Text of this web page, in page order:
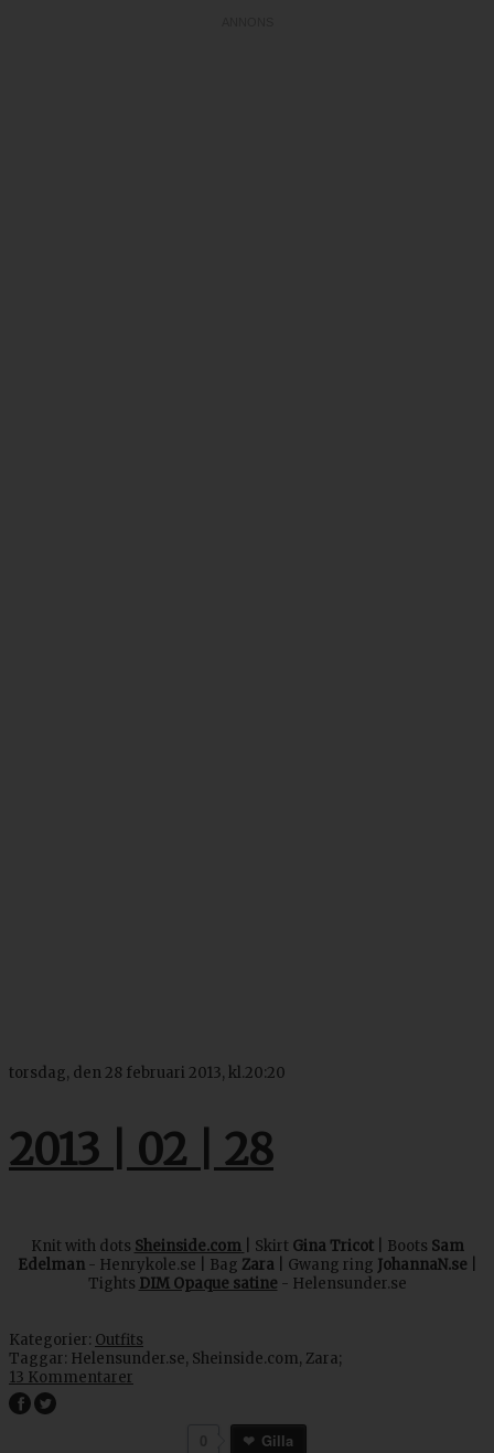
torsdag, den 28 februari 2013, kl.20:20
2013 | 02 | 28
Knit with dots Sheinside.com | Skirt Gina Tricot| Boots Sam
Edelman- Henrykole.se | Bag Zara| Gwang ring JohannaN.se
Tights DIM Opaque satine - Helensunder.se
Kategorier: Outfits
Taggar: Helensunder.se, Sheinside.com, Zara;
13 Kommentarer
Gilla